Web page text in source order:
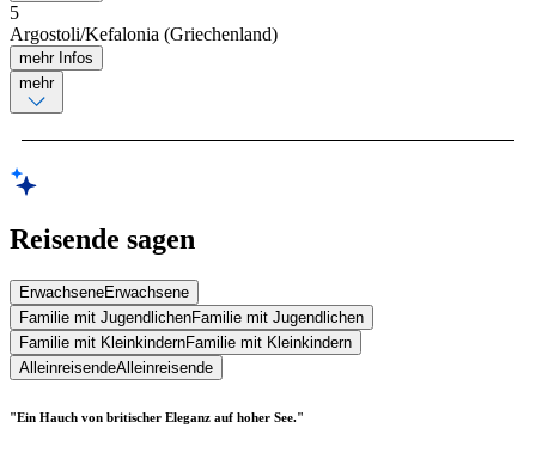
5
Argostoli/Kefalonia (Griechenland)
mehr Infos
mehr
Reisende sagen
ErwachseneErwachsene
Familie mit JugendlichenFamilie mit Jugendlichen
Familie mit KleinkindernFamilie mit Kleinkindern
AlleinreisendeAlleinreisende
"Ein Hauch von britischer Eleganz auf hoher See."